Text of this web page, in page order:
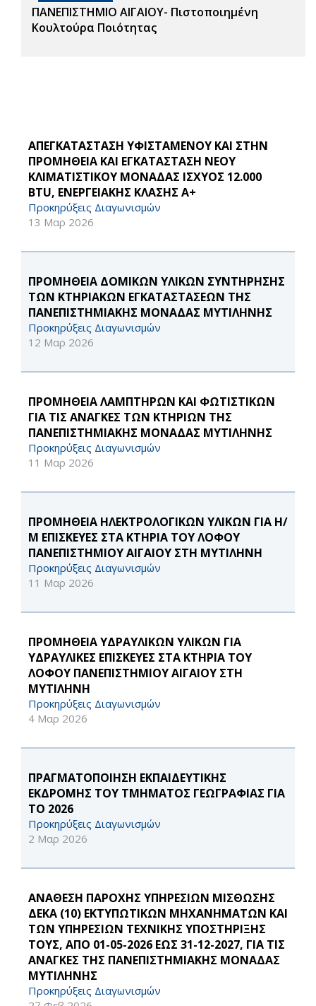
ΠΑΝΕΠΙΣΤΗΜΙΟ ΑΙΓΑΙΟΥ- Πιστοποιημένη
Κουλτούρα Ποιότητας
ΑΠΕΓΚΑΤΑΣΤΑΣΗ ΥΦΙΣΤΑΜΕΝΟΥ ΚΑΙ ΣΤΗΝ
ΠΡΟΜΗΘΕΙΑ ΚΑΙ ΕΓΚΑΤΑΣΤΑΣΗ ΝΕΟΥ
ΚΛΙΜΑΤΙΣΤΙΚΟΥ ΜΟΝΑΔΑΣ ΙΣΧΥΟΣ 12.000
BTU, ΕΝΕΡΓΕΙΑΚΗΣ ΚΛΑΣΗΣ Α+
Προκηρύξεις Διαγωνισμών
13 Μαρ 2026
ΠΡΟΜΗΘΕΙΑ ΔΟΜΙΚΩΝ ΥΛΙΚΩΝ ΣΥΝΤΗΡΗΣΗΣ
ΤΩΝ ΚΤΗΡΙΑΚΩΝ ΕΓΚΑΤΑΣΤΑΣΕΩΝ ΤΗΣ
ΠΑΝΕΠΙΣΤΗΜΙΑΚΗΣ ΜΟΝΑΔΑΣ ΜΥΤΙΛΗΝΗΣ
Προκηρύξεις Διαγωνισμών
12 Μαρ 2026
ΠΡΟΜΗΘΕΙΑ ΛΑΜΠΤΗΡΩΝ ΚΑΙ ΦΩΤΙΣΤΙΚΩΝ
ΓΙΑ ΤΙΣ ΑΝΑΓΚΕΣ ΤΩΝ ΚΤΗΡΙΩΝ ΤΗΣ
ΠΑΝΕΠΙΣΤΗΜΙΑΚΗΣ ΜΟΝΑΔΑΣ ΜΥΤΙΛΗΝΗΣ
Προκηρύξεις Διαγωνισμών
11 Μαρ 2026
ΠΡΟΜΗΘΕΙΑ ΗΛΕΚΤΡΟΛΟΓΙΚΩΝ ΥΛΙΚΩΝ ΓΙΑ Η/
Μ ΕΠΙΣΚΕΥΕΣ ΣΤΑ ΚΤΗΡΙΑ ΤΟΥ ΛΟΦΟΥ
ΠΑΝΕΠΙΣΤΗΜΙΟΥ ΑΙΓΑΙΟΥ ΣΤΗ ΜΥΤΙΛΗΝΗ
Προκηρύξεις Διαγωνισμών
11 Μαρ 2026
ΠΡΟΜΗΘΕΙΑ ΥΔΡΑΥΛΙΚΩΝ ΥΛΙΚΩΝ ΓΙΑ
ΥΔΡΑΥΛΙΚΕΣ ΕΠΙΣΚΕΥΕΣ ΣΤΑ ΚΤΗΡΙΑ ΤΟΥ
ΛΟΦΟΥ ΠΑΝΕΠΙΣΤΗΜΙΟΥ ΑΙΓΑΙΟΥ ΣΤΗ
ΜΥΤΙΛΗΝΗ
Προκηρύξεις Διαγωνισμών
4 Μαρ 2026
ΠΡΑΓΜΑΤΟΠΟΙΗΣΗ ΕΚΠΑΙΔΕΥΤΙΚΗΣ
ΕΚΔΡΟΜΗΣ ΤΟΥ ΤΜΗΜΑΤΟΣ ΓΕΩΓΡΑΦΙΑΣ ΓΙΑ
ΤΟ 2026
Προκηρύξεις Διαγωνισμών
2 Μαρ 2026
ΑΝΑΘΕΣΗ ΠΑΡΟΧΗΣ ΥΠΗΡΕΣΙΩΝ ΜΙΣΘΩΣΗΣ
ΔΕΚΑ (10) ΕΚΤΥΠΩΤΙΚΩΝ ΜΗΧΑΝΗΜΑΤΩΝ ΚΑΙ
ΤΩΝ ΥΠΗΡΕΣΙΩΝ ΤΕΧΝΙΚΗΣ ΥΠΟΣΤΗΡΙΞΗΣ
ΤΟΥΣ, ΑΠΟ 01-05-2026 ΕΩΣ 31-12-2027, ΓΙΑ ΤΙΣ
ΑΝΑΓΚΕΣ ΤΗΣ ΠΑΝΕΠΙΣΤΗΜΙΑΚΗΣ ΜΟΝΑΔΑΣ
ΜΥΤΙΛΗΝΗΣ
Προκηρύξεις Διαγωνισμών